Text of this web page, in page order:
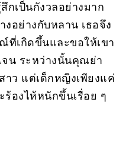
กเป็นกังวลอย่างมาก
งอย่างกับหลาน เธอจึง
ที่เกิดขึ้นและขอให้เขา
จน ระหว่างนั้นคุณย่า
ว แต่เด็กหญิงเพียงแค่
องไห้หนักขึ้นเรื่อย ๆ